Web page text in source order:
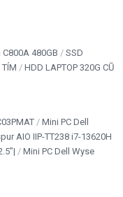
480GB
SSD
HDD LAPTOP 320G CŨ
Mini PC Dell
AIO IIP-TT238 i7-13620H
Mini PC Dell Wyse